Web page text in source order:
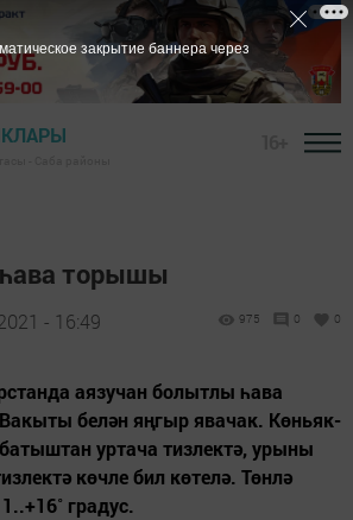
һава торышы
- 16:49 975 0 0
аязучан болытлы һава
белән яңгыр явачак. Көньяк-
уртача тизлектә, урыны
көчле бил көтелә. Төнлә
градус.
закрытие баннера через